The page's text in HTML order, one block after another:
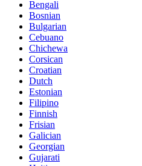
Bengali
Bosnian
Bulgarian
Cebuano
Chichewa
Corsican
Croatian
Dutch
Estonian
Filipino
Finnish
Frisian
Galician
Georgian
Gujarati